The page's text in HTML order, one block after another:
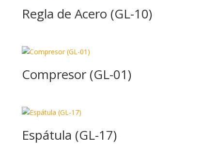
Regla de Acero (GL-10)
Compresor (GL-01)
Espátula (GL-17)